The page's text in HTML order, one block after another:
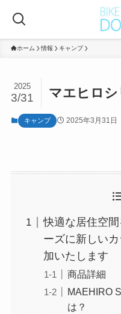
ホーム 情報 キャンプ
マエヒロシ
2025
3/31
キャンプ 2025年3月31日
快適な居住空
ーズに新しい
加いたします
商品詳細
MAEHIRO
は？